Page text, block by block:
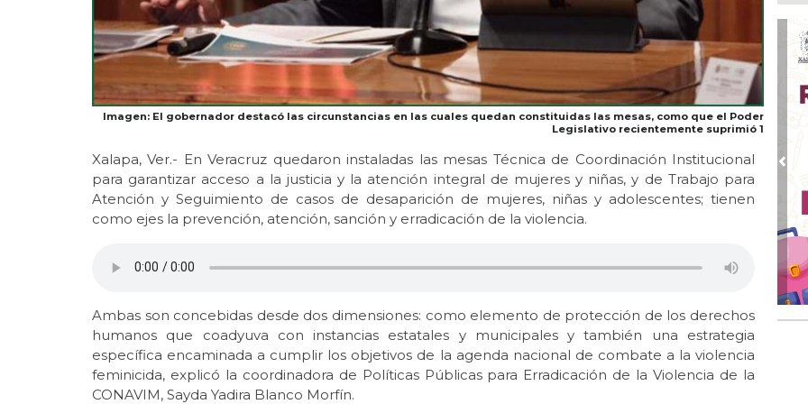
Imagen: El gobernador destacó las circunstancias en las cuales quedan constituidas las mesas, como que el Poder
Legislativo recientemente suprimió 1
Xalapa, Ver.- En Veracruz quedaron instaladas las mesas Técnica de Coordinación Institucional
para garantizar acceso a la justicia y la atención integral de mujeres y niñas, y de Trabajo para
Atención y Seguimiento de casos de desaparición de mujeres, niñas y adolescentes; tienen
como ejes la prevención, atención, sanción y erradicación de la violencia.
Ambas son concebidas desde dos dimensiones: como elemento de protección de los derechos
humanos que coadyuva con instancias estatales y municipales y también una estrategia
específica encaminada a cumplir los objetivos de la agenda nacional de combate a la violencia
feminicida, explicó la coordinadora de Políticas Públicas para Erradicación de la Violencia de la
CONAVIM, Sayda Yadira Blanco Morfín.
en